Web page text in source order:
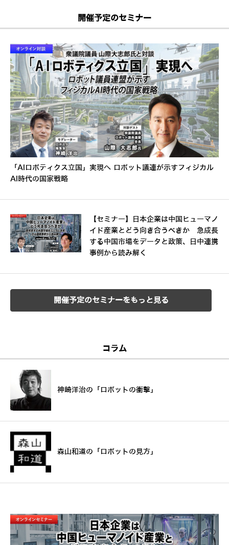
開催予定のセミナー
「AIロボティクス立国」実現へ ロボット議連が示すフィジカル
AI時代の国家戦略
【セミナー】日本企業は中国ヒューマノ
イド産業とどう向き合うべきか 急成長
する中国市場をデータと政策、日中連携
事例から読み解く
開催予定のセミナーをもっと見る
コラム
神崎洋治の「ロボットの衝撃」
森山和道の「ロボットの見方」